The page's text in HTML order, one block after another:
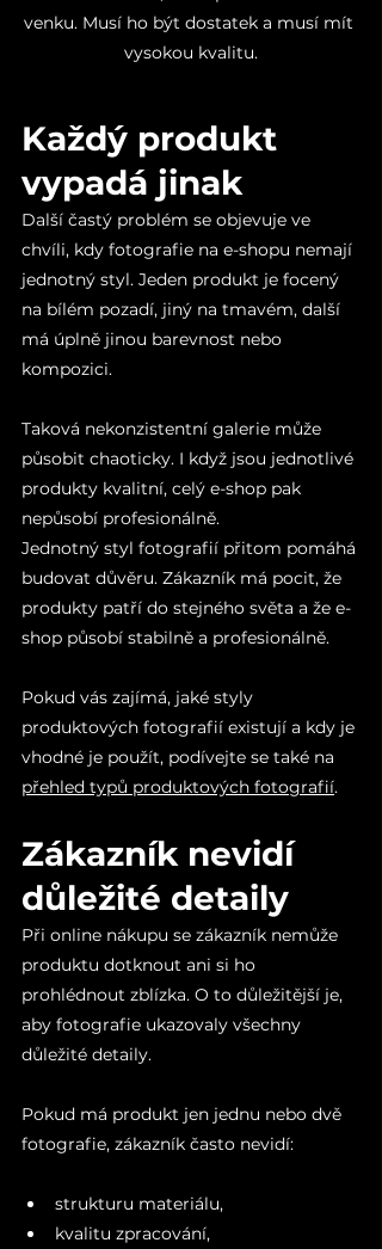
venku. Musí ho být dostatek a musí mít
vysokou kvalitu.
Každý produkt
vypadá jinak
Další častý problém se objevuje ve
chvíli, kdy fotografie na e-shopu nemají
jednotný styl. Jeden produkt je focený
na bílém pozadí, jiný na tmavém, další
má úplně jinou barevnost nebo
kompozici.
Taková nekonzistentní galerie může
působit chaoticky. I když jsou jednotlivé
produkty kvalitní, celý e-shop pak
nepůsobí profesionálně.
Jednotný styl fotografií přitom pomáhá
budovat důvěru. Zákazník má pocit, že
produkty patří do stejného světa a že e-
shop působí stabilně a profesionálně.
Pokud vás zajímá, jaké styly
produktových fotografií existují a kdy je
vhodné je použít, podívejte se také na
přehled typů produktových fotografií.
Zákazník nevidí
důležité detaily
Při online nákupu se zákazník nemůže
produktu dotknout ani si ho
prohlédnout zblízka. O to důležitější je,
aby fotografie ukazovaly všechny
důležité detaily.
Pokud má produkt jen jednu nebo dvě
fotografie, zákazník často nevidí:
strukturu materiálu,
kvalitu zpracování,